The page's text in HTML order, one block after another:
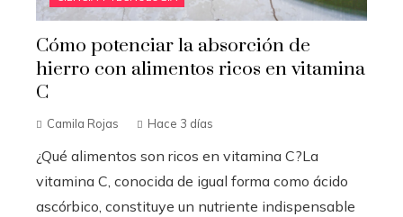
Cómo potenciar la absorción de
hierro con alimentos ricos en vitamina
C
Camila Rojas Hace 3 días
¿Qué alimentos son ricos en vitamina C?La
vitamina C, conocida de igual forma como ácido
ascórbico, constituye un nutriente indispensable